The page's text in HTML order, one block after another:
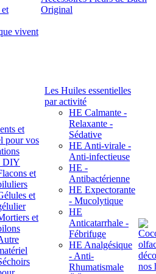
vivent
Original
et
pour vos
DIY
et
et
et
Les Huiles essentielles
par activité
HE Calmante -
Relaxante -
Sédative
HE Anti-virale -
Anti-infectieuse
HE -
Antibactérienne
HE Expectorante
- Mucolytique
HE
Anticatarrhale -
Fébrifuge
HE Analgésique
- Anti-
Rhumatismale